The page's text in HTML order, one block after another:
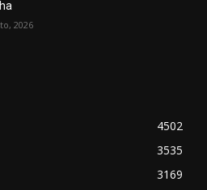
2026
4502
3535
3169